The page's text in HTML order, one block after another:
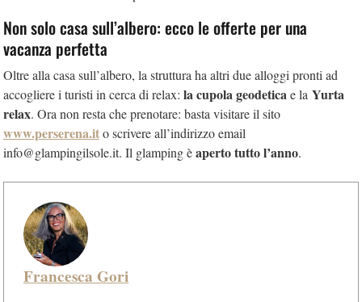
Non solo casa sull’albero: ecco le offerte per una
vacanza perfetta
Oltre alla casa sull’albero, la struttura ha altri due alloggi pronti ad
accogliere i turisti in cerca di relax: la cupola geodetica e la Yurta
relax. Ora non resta che prenotare: basta visitare il sito
www.perserena.ito scrivere all’indirizzo email
info@glampingilsole.it. Il glamping èaperto tutto l’anno.
Francesca Gori